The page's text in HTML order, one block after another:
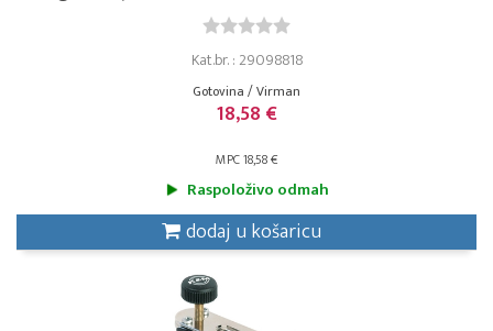
Kat.br. : 29098818
Gotovina / Virman
18,58 €
MPC 18,58 €
Raspoloživo odmah
dodaj u košaricu